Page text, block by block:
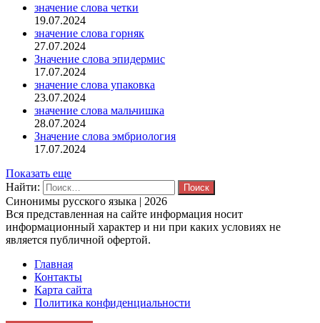
значение слова четки
19.07.2024
значение слова горняк
27.07.2024
Значение слова эпидермис
17.07.2024
значение слова упаковка
23.07.2024
значение слова мальчишка
28.07.2024
Значение слова эмбриология
17.07.2024
Показать еще
Найти:
Синонимы русского языка | 2026
Вся представленная на сайте информация носит
информационный характер и ни при каких условиях не
является публичной офертой.
Главная
Контакты
Карта сайта
Политика конфиденциальности